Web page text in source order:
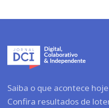
Saiba o que acontece
Confira resultados de